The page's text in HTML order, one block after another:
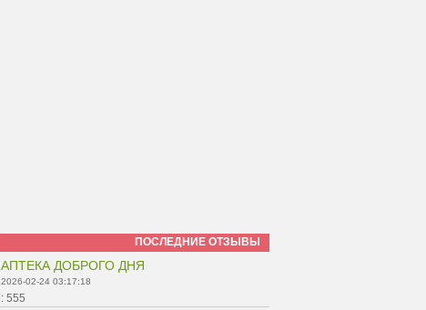
ПОСЛЕДНИЕ ОТЗЫВЫ
АПТЕКА ДОБРОГО ДНЯ
2026-02-24 03:17:18
: 555